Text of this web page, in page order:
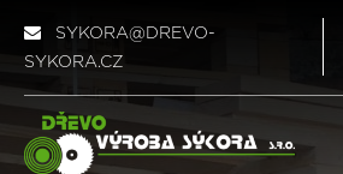
SYKORA@DREVO-
SYKORA.CZ